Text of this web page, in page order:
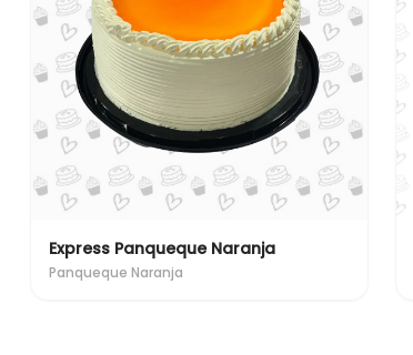
Express Panqueque Naranja
Panqueque Naranja